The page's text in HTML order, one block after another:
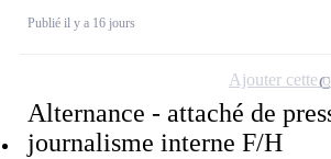
Publié il y a 16 jours
Alternance - attaché de
journalisme interne F/H
Ajouter cette